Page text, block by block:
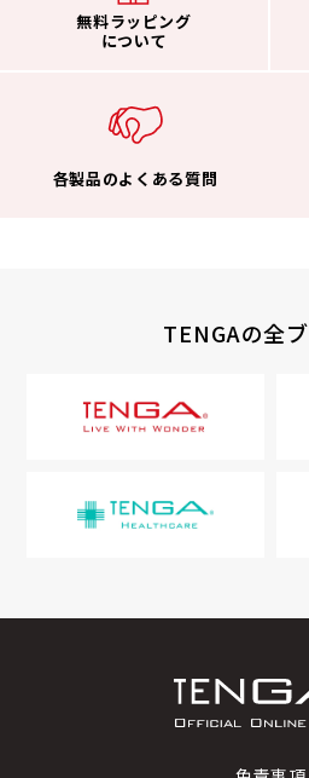
無料ラッピング
について
各製品のよくある質問
TENGAの全